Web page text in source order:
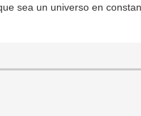
sea un universo en